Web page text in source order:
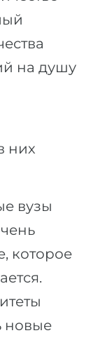
на душу
них
вузы
которое
новые